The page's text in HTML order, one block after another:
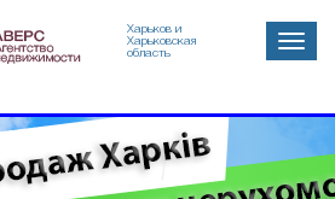
Харьков и
Харьковская
область
Toggle